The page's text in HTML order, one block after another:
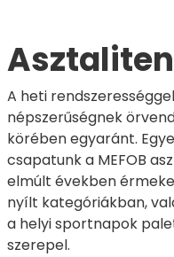
A heti
népszerűségnek
körében egyaránt.
csapatunk a MEFOB
elmúlt években
nyílt kategóriákban,
a helyi sportnapok
szerepel.